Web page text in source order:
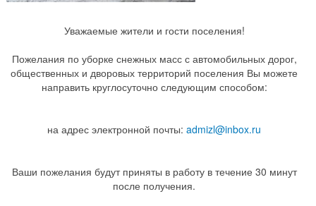
Уважаемые жители и гости поселения!
Пожелания по уборке снежных масс с автомобильных дорог,
общественных и дворовых территорий поселения Вы можете
направить круглосуточно следующим способом:
на адрес электронной почты: admizl@inbox.ru
Ваши пожелания будут приняты в работу в течение 30 минут
после получения.